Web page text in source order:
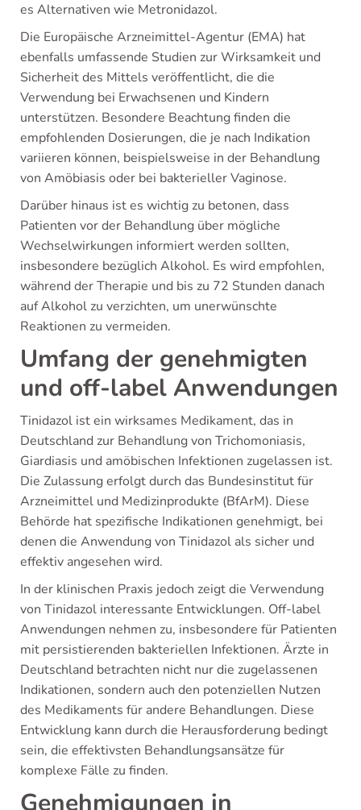
es Alternativen wie Metronidazol.
Die Europäische Arzneimittel-Agentur (EMA) hat
ebenfalls umfassende Studien zur Wirksamkeit und
Sicherheit des Mittels veröffentlicht, die die
Verwendung bei Erwachsenen und Kindern
unterstützen. Besondere Beachtung finden die
empfohlenden Dosierungen, die je nach Indikation
variieren können, beispielsweise in der Behandlung
von Amöbiasis oder bei bakterieller Vaginose.
Darüber hinaus ist es wichtig zu betonen, dass
Patienten vor der Behandlung über mögliche
Wechselwirkungen informiert werden sollten,
insbesondere bezüglich Alkohol. Es wird empfohlen,
während der Therapie und bis zu 72 Stunden danach
auf Alkohol zu verzichten, um unerwünschte
Reaktionen zu vermeiden.
Umfang der genehmigten
und off-label Anwendungen
Tinidazol ist ein wirksames Medikament, das in
Deutschland zur Behandlung von Trichomoniasis,
Giardiasis und amöbischen Infektionen zugelassen ist.
Die Zulassung erfolgt durch das Bundesinstitut für
Arzneimittel und Medizinprodukte (BfArM). Diese
Behörde hat spezifische Indikationen genehmigt, bei
denen die Anwendung von Tinidazol als sicher und
effektiv angesehen wird.
In der klinischen Praxis jedoch zeigt die Verwendung
von Tinidazol interessante Entwicklungen. Off-label
Anwendungen nehmen zu, insbesondere für Patienten
mit persistierenden bakteriellen Infektionen. Ärzte in
Deutschland betrachten nicht nur die zugelassenen
Indikationen, sondern auch den potenziellen Nutzen
des Medikaments für andere Behandlungen. Diese
Entwicklung kann durch die Herausforderung bedingt
sein, die effektivsten Behandlungsansätze für
komplexe Fälle zu finden.
Genehmigungen in